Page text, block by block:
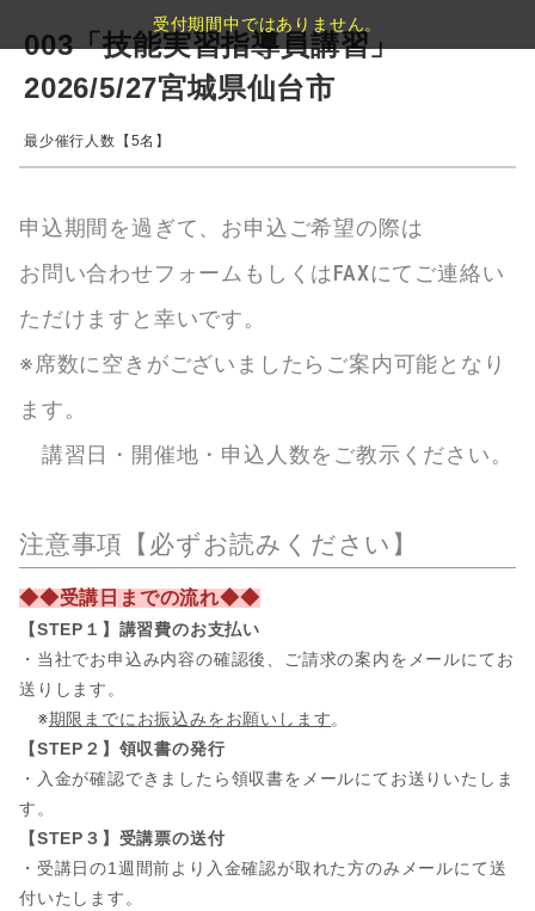
003「技能実習指導員講習」
2026/5/27宮城県仙台市
最少催行人数【5名】
申込期間を過ぎて、お申込ご希望の際は
お問い合わせフォームもしくはFAXにてご連絡い
ただけますと幸いです。
※席数に空きがございましたらご案内可能となり
ます。
講習日・開催地・申込人数をご教示ください。
注意事項【必ずお読みください】
◆◆受講日までの流れ◆◆
【STEP１】講習費のお支払い
・当社でお申込み内容の確認後、ご請求の案内をメールにてお
送りします。
※期限までにお振込みをお願いします。
【STEP２】領収書の発行
・入金が確認できましたら領収書をメールにてお送りいたしま
す。
【STEP３】受講票の送付
・受講日の1週間前より入金確認が取れた方のみメールにて送
付いたします。
受付期間中ではありません。